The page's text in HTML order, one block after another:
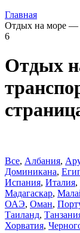
Главная
Отдых на море —
6
Отдых
Все, Албания,
Доминиканa,
Испания, Италия,
Мадагаскар,
ОАЭ, Оман,
Таиланд,
Хорватия,